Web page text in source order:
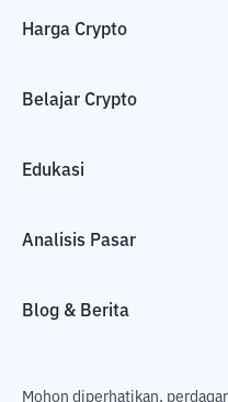
Harga Crypto
Belajar Crypto
Edukasi
Analisis Pasar
Blog & Berita
Mohon diperhatikan,